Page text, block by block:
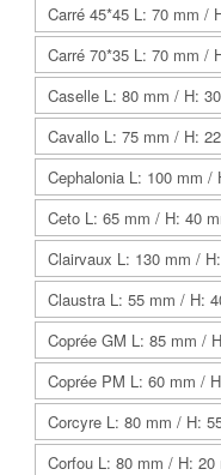
Carré 45*45 L: 70 mm /
Carré 70*35 L: 70 mm /
Caselle L: 80 mm / H:
Cavallo L: 75 mm / H:
Cephalonia L: 100 mm /
Ceto L: 65 mm / H: 40
Clairvaux L: 130 mm /
Claustra L: 55 mm / H:
Coprée GM L: 85 mm /
Coprée PM L: 60 mm /
Corcyre L: 80 mm / H:
Corfou L: 80 mm / H: 20